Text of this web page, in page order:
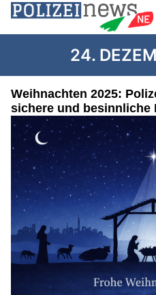
24.
Weihnachten 2025:
sichere und besinnliche